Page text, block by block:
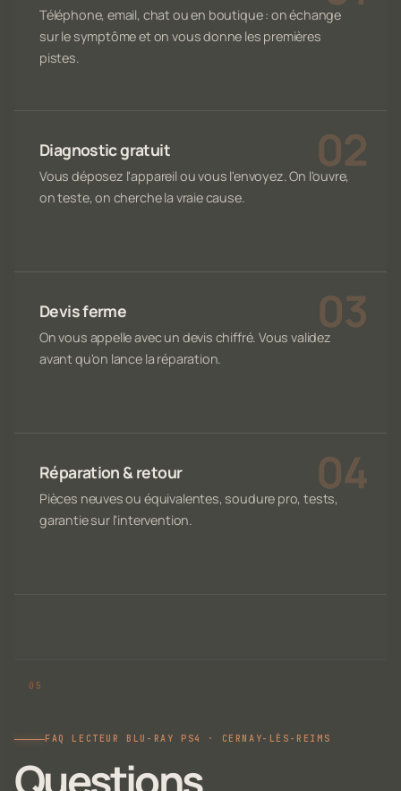
Téléphone, email, chat ou en boutique : on échange
sur le symptôme et on vous donne les premières
pistes.
Diagnostic gratuit
Vous déposez l'appareil ou vous l'envoyez. On l'ouvre,
on teste, on cherche la vraie cause.
Devis ferme
On vous appelle avec un devis chiffré. Vous validez
avant qu'on lance la réparation.
Réparation & retour
Pièces neuves ou équivalentes, soudure pro, tests,
garantie sur l'intervention.
FAQ LECTEUR BLU-RAY PS4 · CERNAY-LÈS-REIMS